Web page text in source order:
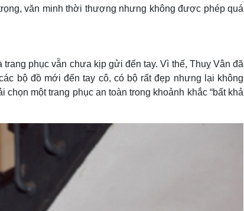
văn minh thời thượng nhưng không được phép quá
phục vẫn chưa kịp gửi đến tay. Vì thế, Thuỵ Vân đã
bộ đồ mới đến tay cô, có bộ rất đẹp nhưng lại không
một trang phục an toàn trong khoảnh khắc “bất khả